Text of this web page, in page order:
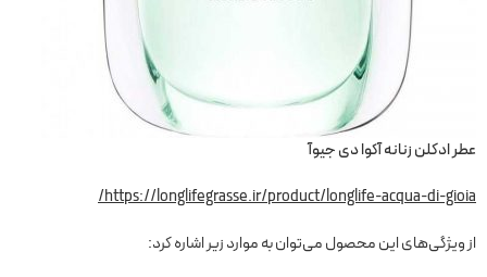
عطر ادکلن زنانه آکوا دی جیوآ
https://longlifegrasse.ir/product/longlife-acqua-di-gioia/
از ویژگی‌های این محصول می‌توان به موارد زیر اشاره کرد: